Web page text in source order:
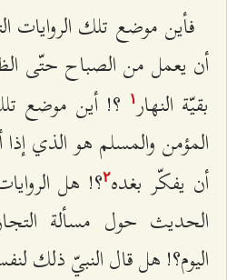
فأين موضع تلك الروايات
أن يعمل من الصباح حتّى
بقيّة النهار۱
؟! أين موضع
المؤمن والمسلم هو الذي
أن يفكّر بغده٢؟! هل
الحديث حول مسألة
اليوم؟! هل قال النبيّ ذلك